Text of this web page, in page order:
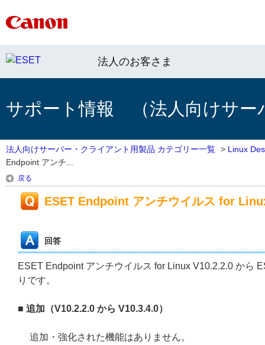
法人のお客さま
サポート情報 （法人向けサー
法人向けサーバー・クライアント用製品 カテゴリー一覧 > Linux
Endpoint アンチ...
戻る
ESET Endpoint アンチウイルス for
回答
ESET Endpoint アンチウイルス for Linux V10.2.2.0 から
りです。
■ 追加（V10.2.2.0 から V10.3.4.0）
追加・強化された機能はありません。